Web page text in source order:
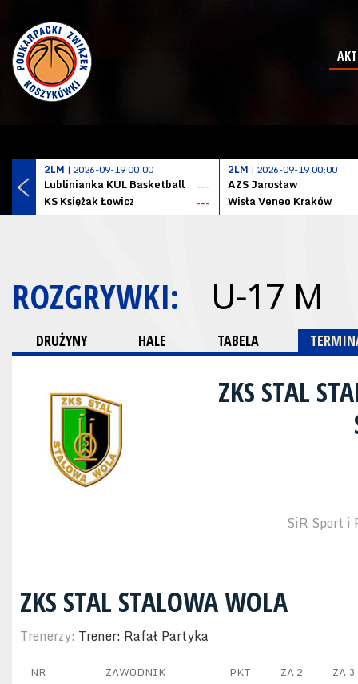
2LM | 2026-09-19 00:00
Lublinianka KUL Basketball
---
KS Księżak Łowicz
---
2LM | 2026-09-19 00:00
AZS Jarosław
Wisła Veneo Kraków
ROZGRYWKI: U-17 M
DRUŻYNY HALE TABELA
ZKS STAL
SiR Sport i
ZKS STAL STALOWA WOLA
Trenerzy: Trener: Rafał Partyka
NR ZAWODNIK PKT ZA 2 ZA 3